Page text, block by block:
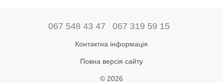
067 548 43 47 067 319 59 15
Контактна інформація
Повна версія сайту
© 2026